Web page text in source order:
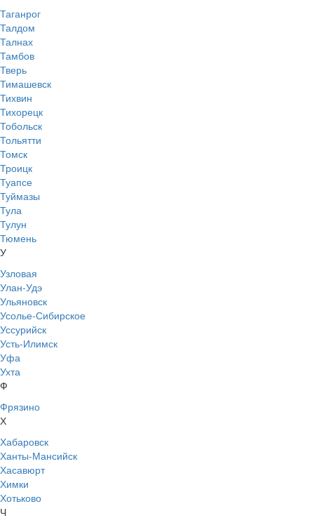
Таганрог
Талдом
Талнах
Тамбов
Тверь
Тимашевск
Тихвин
Тихорецк
Тобольск
Тольятти
Томск
Троицк
Туапсе
Туймазы
Тула
Тулун
Тюмень
У
Узловая
Улан-Удэ
Ульяновск
Усолье-Сибирское
Уссурийск
Усть-Илимск
Уфа
Ухта
Ф
Фрязино
Х
Хабаровск
Ханты-Мансийск
Хасавюрт
Химки
Хотьково
Ч